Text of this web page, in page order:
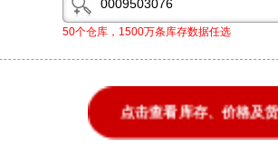
50个仓库，1500万条库存数据任选
点击查看库存、价格及